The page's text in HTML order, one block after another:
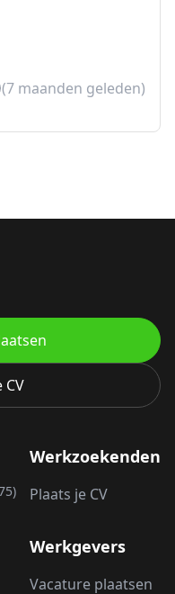
(7 maanden geleden)
CV
Werkzoekenden
Plaats je CV
Werkgevers
Vacature plaatsen